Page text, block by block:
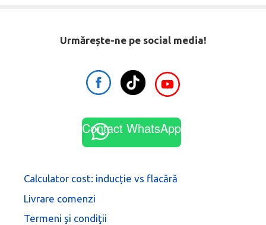
Urmărește-ne pe social media!
Contact WhatsApp
Calculator cost: inducție vs flacără
Livrare comenzi
Termeni şi condiţii